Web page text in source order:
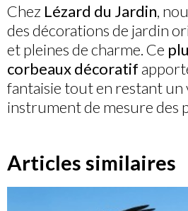
Chez Lézard du Jardin,
des décorations de jardin
et pleines de charme. Ce
corbeaux décoratif
fantaisie tout en restant un
instrument de mesure des
Articles similaires